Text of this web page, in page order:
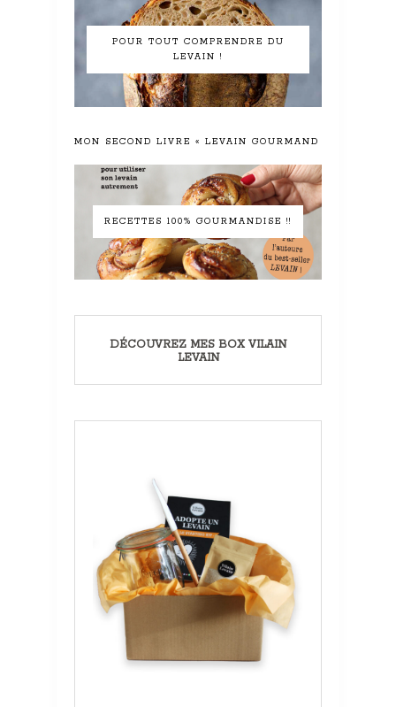
POUR TOUT COMPRENDRE DU
LEVAIN !
MON SECOND LIVRE « LEVAIN GOURMAND »
RECETTES 100% GOURMANDISE !!
DÉCOUVREZ MES BOX VILAIN
LEVAIN